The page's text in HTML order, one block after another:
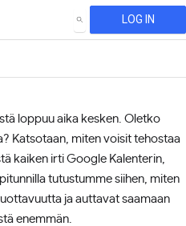
SEARCH LOG IN
available in
loppuu aika kesken. Oletko
Katsotaan, miten voisit tehostaa
kaiken irti Google Kalenterin,
tutustumme siihen, miten
ja auttavat saamaan
enemmän.